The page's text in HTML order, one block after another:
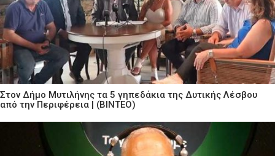
Στον Δήμο Μυτιλήνης τα 5 γηπεδάκια της Δυτικής Λέσβου
από την Περιφέρεια | (ΒΙΝΤΕΟ)